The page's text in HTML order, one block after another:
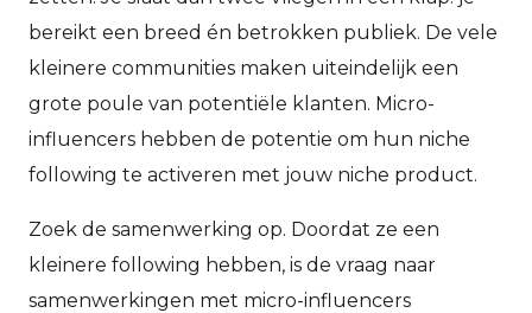
bereikt een breed én betrokken publiek. De vele
kleinere communities maken uiteindelijk een
grote poule van potentiële klanten. Micro-
influencers hebben de potentie om hun niche
following te activeren met jouw niche product.
Zoek de samenwerking op. Doordat ze een
kleinere following hebben, is de vraag naar
samenwerkingen met micro-influencers